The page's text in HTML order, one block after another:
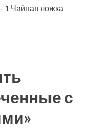
1 Чайная ложка
с